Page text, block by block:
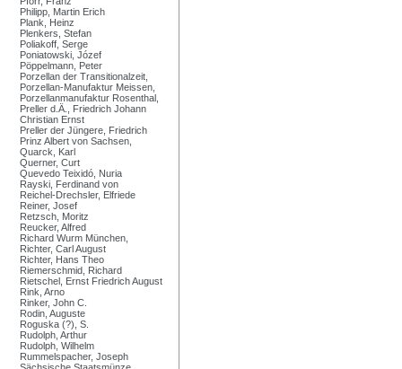
Philipp, Martin Erich
Plank, Heinz
Plenkers, Stefan
Poliakoff, Serge
Poniatowski, Józef
Pöppelmann, Peter
Porzellan der Transitionalzeit,
Porzellan-Manufaktur Meissen,
Porzellanmanufaktur Rosenthal,
Preller d.Ä., Friedrich Johann
Christian Ernst
Preller der Jüngere, Friedrich
Prinz Albert von Sachsen,
Quarck, Karl
Querner, Curt
Quevedo Teixidó, Nuria
Rayski, Ferdinand von
Reichel-Drechsler, Elfriede
Reiner, Josef
Retzsch, Moritz
Reucker, Alfred
Richard Wurm München,
Richter, Carl August
Richter, Hans Theo
Riemerschmid, Richard
Rietschel, Ernst Friedrich August
Rink, Arno
Rinker, John C.
Rodin, Auguste
Roguska (?), S.
Rudolph, Arthur
Rudolph, Wilhelm
Rummelspacher, Joseph